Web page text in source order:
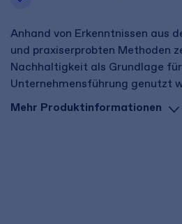
Anhand von Erkenntnissen aus
und praxiserprobten Methoden
Nachhaltigkeit als Grundlage
Unternehmensführung genutzt
Mehr Produktinformationen